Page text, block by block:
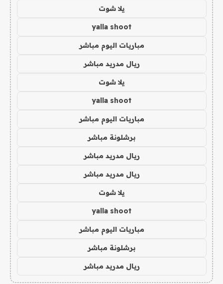
يلا شوت
yalla shoot
مباريات اليوم مباشر
ريال مدريد مباشر
يلا شوت
yalla shoot
مباريات اليوم مباشر
برشلونة مباشر
ريال مدريد مباشر
ريال مدريد مباشر
يلا شوت
yalla shoot
مباريات اليوم مباشر
برشلونة مباشر
ريال مدريد مباشر